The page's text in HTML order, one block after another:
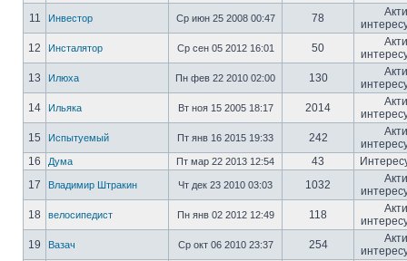
11
Инвестор Ср июн 25 2008 00:47 78
12
Инсталятор Ср сен 05 2012 16:01 50
13
Илюха Пн фев 22 2010 02:00 130
14
Ильяка Вт ноя 15 2005 18:17 2014
15
Испытуемый Пт янв 16 2015 19:33 242
16
Дума Пт мар 22 2013 12:54 43
17
Владимир Штракин Чт дек 23 2010 03:03 1032
18
велосипедист Пн янв 02 2012 12:49 118
19
Вазач Ср окт 06 2010 23:37 254